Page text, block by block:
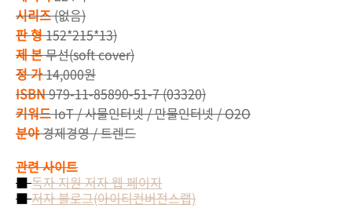
시리즈(없음)
판 형152*215*13)
제 본무선(soft cover)
정 가14,000원
ISBN979-11-85890-51-7 (03320)
키워드IoT / 사물인터넷 / 만물인터넷 / O2O
분야경제경영 / 트렌드
관련 사이트
■독자 지원 저자 웹 페이지
■저자 블로그(아이티컨버전스랩)